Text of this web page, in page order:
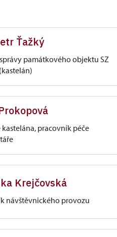
Ťažký
památkového objektu SZ
kastelána, pracovník péče
Krejčovská
návštěvnického provozu